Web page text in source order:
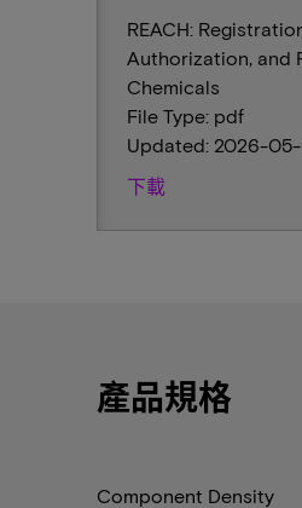
REACH:
Authorization, and
Chemicals
File Type: pdf
Updated: 2026-
下載
產品規格
Component Density